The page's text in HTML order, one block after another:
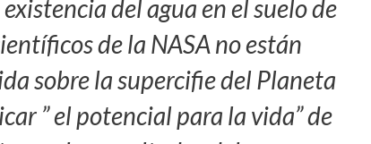
del agua en el suelo de
de la NASA no están
sobre la supercifie del Planeta
” el potencial para la vida” de